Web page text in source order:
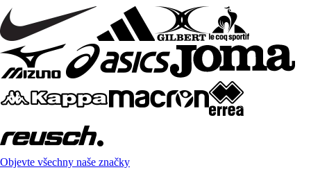
Objevte všechny naše značky